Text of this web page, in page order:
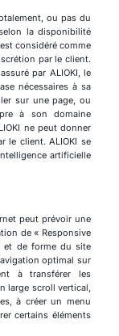
ou pas du
la disponibilité
considéré comme
par le client.
par ALIOKI, le
nécessaires à sa
sur une page, ou
à son domaine
ne peut donner
le client. ALIOKI se
artificielle
peut prévoir une
de « Responsive
et de forme du site
optimal sur
à transférer les
large scroll vertical,
à créer un menu
certains éléments